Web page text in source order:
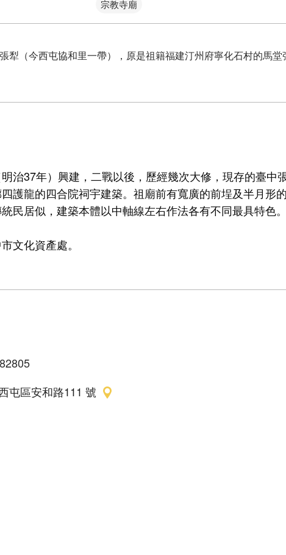
宗教寺廟
犁（今西屯協和里一帶），原是祖籍福建汀州府寧化石村的馬堂
治37年）興建，二戰以後，歷經幾次大修，現存的臺中
護龍的四合院祠宇建築。祖廟前有寬廣的前埕及半月形
民居似，建築本體以中軸線左右作法各有不同最具特色。
文化資產處。
屯區安和路111 號